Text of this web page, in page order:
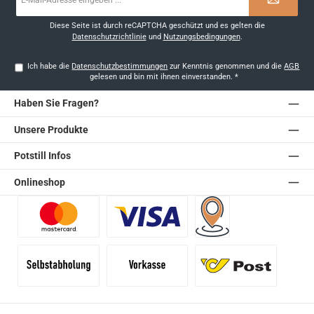
Diese Seite ist durch reCAPTCHA geschützt und es gelten die
Datenschutzrichtlinieund Nutzungsbedingungen.
Ich habe die Datenschutzbestimmungen zur Kenntnis genommen und dieAGB
gelesen und bin mit ihnen einverstanden. *
Haben Sie Fragen?
Unsere Produkte
Potstill Infos
Onlineshop